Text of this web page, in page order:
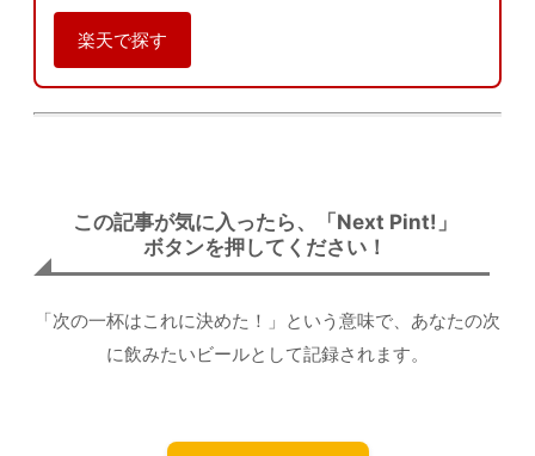
楽天で探す
この記事が気に入ったら、「Next Pint!」
ボタンを押してください！
「次の一杯はこれに決めた！」という意味で、あなたの次
に飲みたいビールとして記録されます。